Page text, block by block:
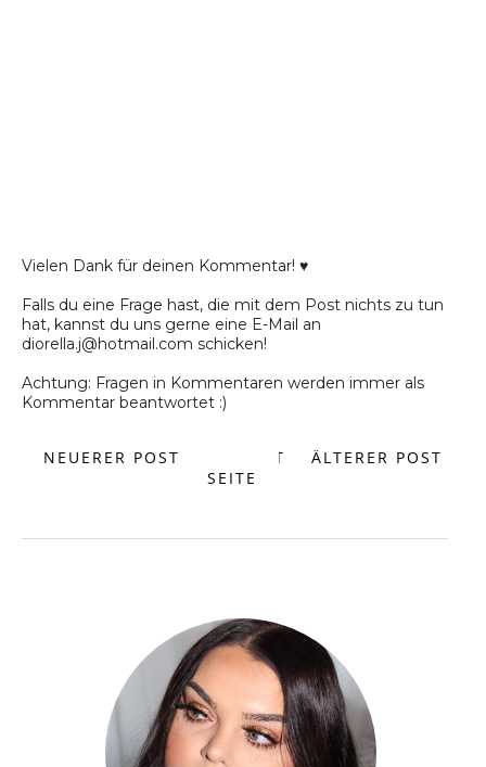
Vielen Dank für deinen Kommentar! ♥
Falls du eine Frage hast, die mit dem Post nichts zu tun
hat, kannst du uns gerne eine E-Mail an
diorella.j@hotmail.com schicken!
Achtung: Fragen in Kommentaren werden immer als
Kommentar beantwortet :)
NEUERER POST ÄLTERER POST
START
SEITE